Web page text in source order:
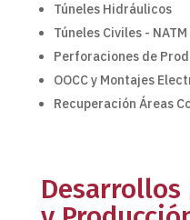
Túneles Hidráulicos
Túneles Civiles - NATM
Perforaciones de
OOCC y Montajes
Recuperación Áreas
Desarrollos